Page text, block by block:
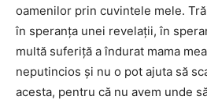
oamenilor prin cuvintele mele.
în speranţa unei revelaţii, în
multă suferiţă a îndurat mama
neputincios şi nu o pot ajuta să
acesta, pentru că nu avem unde